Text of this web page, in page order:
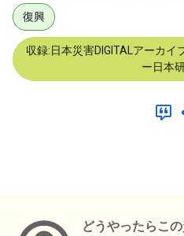
復興
収録:日本災害DIGITALアーカ
ー日本
どうやったらこ